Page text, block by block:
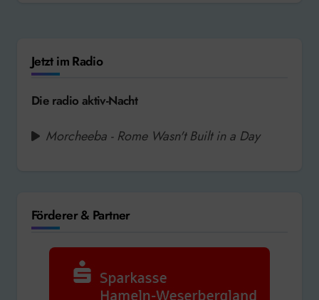
Jetzt im Radio
Die radio aktiv-Nacht
Morcheeba - Rome Wasn't Built in a Day
Förderer & Partner